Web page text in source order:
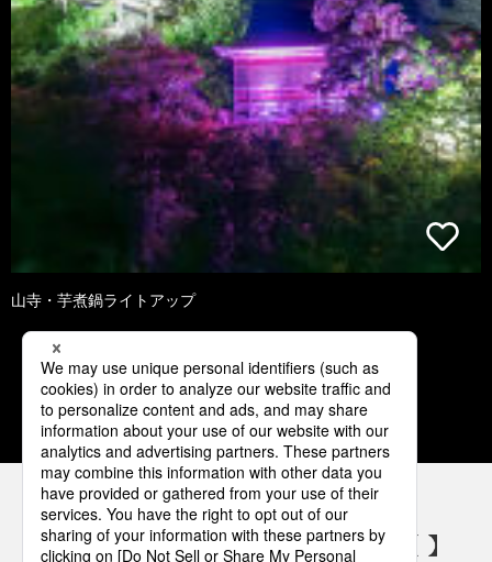
山寺・芋煮鍋ライトアップ
1 2 3 4 5
パナソニックの電気設備 SNSアカウント